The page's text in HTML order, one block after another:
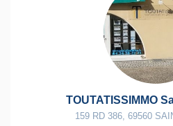
TOUTATISSIMMO
159 RD 386 69560